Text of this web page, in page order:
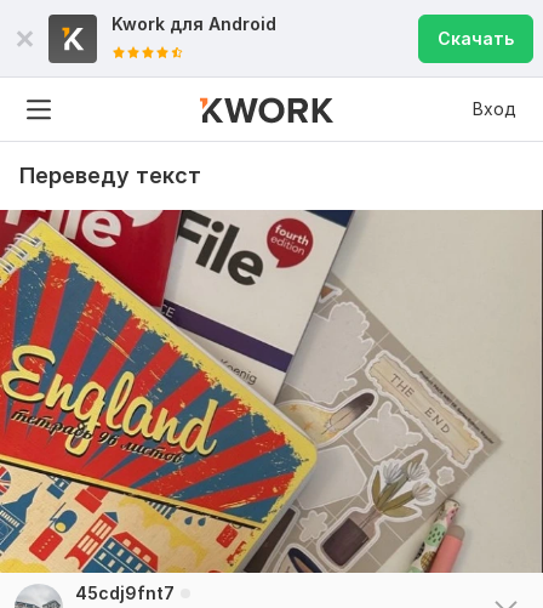
Kwork для Android
Скачать
Вход
Переведу текст
45cdj9fnt7